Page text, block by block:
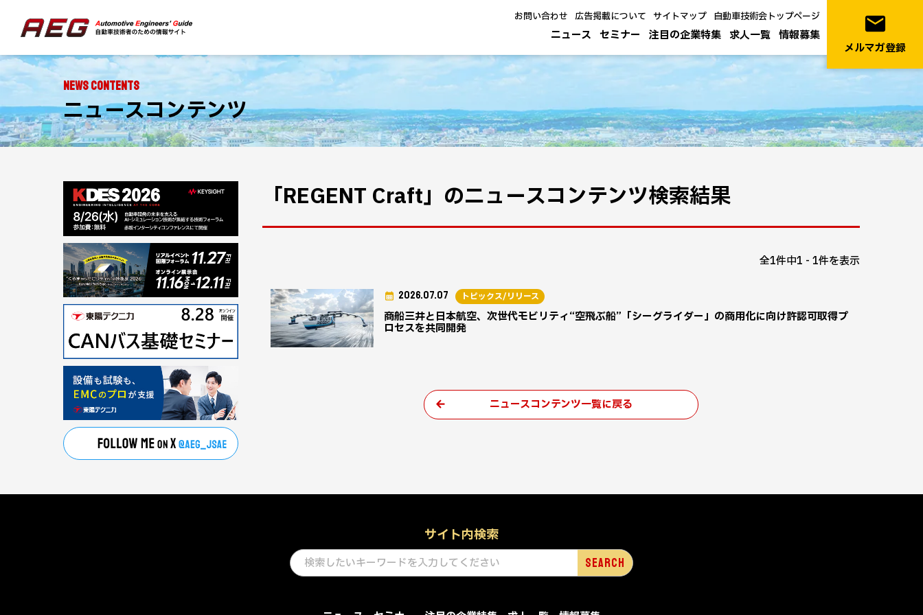
ニュース セミナー 注目の企業特集 求人一覧 情報募集
お問い合わせ 広告掲載について サイトマップ 自動車技術会トップページ email
メルマガ登録
NEWS CONTENTS
ニュースコンテンツ
「REGENT Craft」のニュースコンテンツ検索結果
全1件中1 - 1件を表示
商船三井と日本航空、次世代モビリティ“空飛ぶ船”「シーグライダー」の商用化に向け許認可取得プ
ロセスを共同開発
2026.07.07 トピックス/リリース
ニュースコンテンツ一覧に戻る
サイト内検索